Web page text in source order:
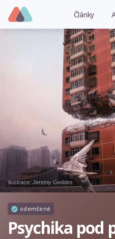
Články
Ilustrace: Jeremy Geddes
odemčené
Psychika pod